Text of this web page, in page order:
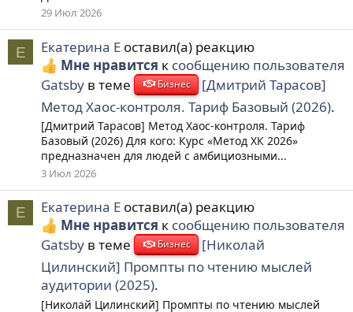
29 Июл 2026
Е Екатерина Е оставил(а) реакцию
Мне нравится к сообщению пользователя
Gatsby в теме Бизнес
[Дмитрий Тарасов]
Метод Хаос-контроля. Тариф Базовый (2026).
[Дмитрий Тарасов] Метод Хаос-контроля. Тариф
Базовый (2026) Для кого: Курс «Метод ХК 2026»
предназначен для людей с амбициозными...
3 Июл 2026
Е Екатерина Е оставил(а) реакцию
Мне нравится к сообщению пользователя
Gatsby в теме Бизнес
[Николай
Цилинский] Промпты по чтению мыслей
аудитории (2025).
[Николай Цилинский] Промпты по чтению мыслей